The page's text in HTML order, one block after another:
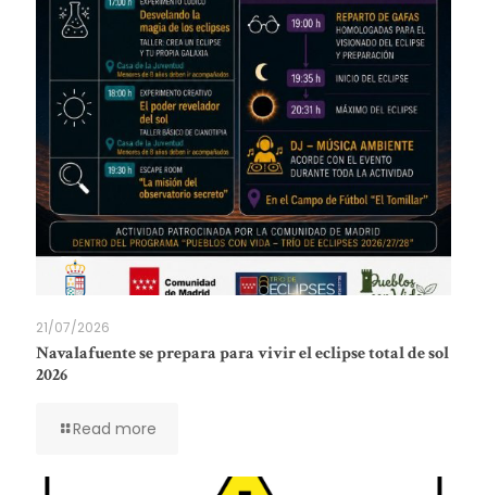
21/07/2026
Navalafuente se prepara para vivir el eclipse total de sol
2026
Read more